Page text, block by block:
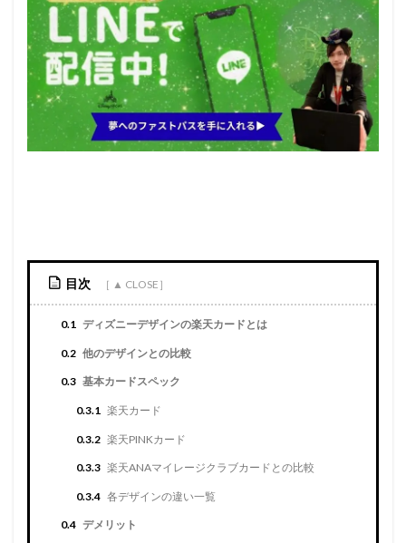
目次
0.1 ディズニーデザインの楽天カードとは
0.2 他のデザインとの比較
0.3 基本カードスペック
0.3.1 楽天カード
0.3.2 楽天PINKカード
0.3.3 楽天ANAマイレージクラブカードとの比較
0.3.4 各デザインの違い一覧
0.4 デメリット